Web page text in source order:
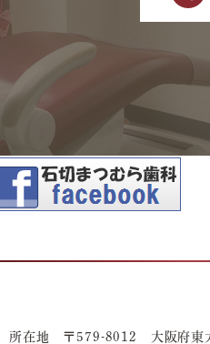
所在地 〒579-8012 大阪府東